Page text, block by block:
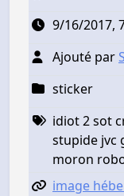
9/16/2017,
Ajouté par
sticker
idiot 2 sot
stupide jvc
moron
image